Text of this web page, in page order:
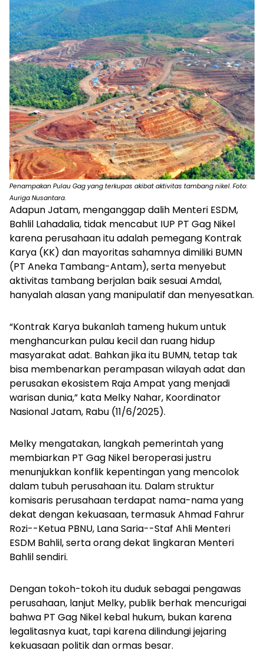
Penampakan Pulau Gag yang terkupas akibat aktivitas tambang nikel. Foto:
Auriga Nusantara.
Adapun Jatam, menganggap dalih Menteri ESDM,
Bahlil Lahadalia, tidak mencabut IUP PT Gag Nikel
karena perusahaan itu adalah pemegang Kontrak
Karya (KK) dan mayoritas sahamnya dimiliki BUMN
(PT Aneka Tambang-Antam), serta menyebut
aktivitas tambang berjalan baik sesuai Amdal,
hanyalah alasan yang manipulatif dan menyesatkan.
“Kontrak Karya bukanlah tameng hukum untuk
menghancurkan pulau kecil dan ruang hidup
masyarakat adat. Bahkan jika itu BUMN, tetap tak
bisa membenarkan perampasan wilayah adat dan
perusakan ekosistem Raja Ampat yang menjadi
warisan dunia,” kata Melky Nahar, Koordinator
Nasional Jatam, Rabu (11/6/2025).
Melky mengatakan, langkah pemerintah yang
membiarkan PT Gag Nikel beroperasi justru
menunjukkan konflik kepentingan yang mencolok
dalam tubuh perusahaan itu. Dalam struktur
komisaris perusahaan terdapat nama-nama yang
dekat dengan kekuasaan, termasuk Ahmad Fahrur
Rozi--Ketua PBNU, Lana Saria--Staf Ahli Menteri
ESDM Bahlil, serta orang dekat lingkaran Menteri
Bahlil sendiri.
Dengan tokoh-tokoh itu duduk sebagai pengawas
perusahaan, lanjut Melky, publik berhak mencurigai
bahwa PT Gag Nikel kebal hukum, bukan karena
legalitasnya kuat, tapi karena dilindungi jejaring
kekuasaan politik dan ormas besar.